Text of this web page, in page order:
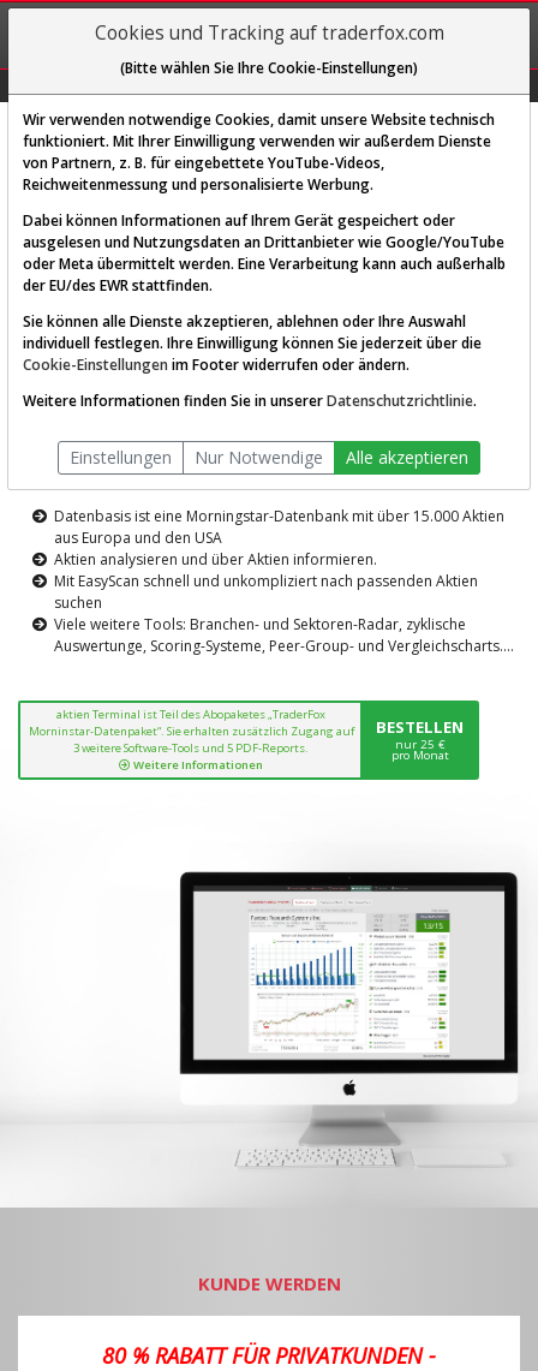
REGIS-
TRIEREN
Diese Funktion ist nur für
AKTIEN-TERMINAL
Die Aktienanalyse-Plattform von
TraderFox
Datenbasis ist eine Morningstar-Datenbank mit über 15.000 Aktien
aus Europa und den USA
Aktien analysieren und über Aktien informieren.
Mit EasyScan schnell und unkompliziert nach passenden Aktien
suchen
Viele weitere Tools: Branchen- und Sektoren-Radar, zyklische
Auswertunge, Scoring-Systeme, Peer-Group- und Vergleichscharts....
aktien Terminal ist Teil des Abopaketes „TraderFox
Morninstar-Datenpaket“. Sie erhalten zusätzlich Zugang auf
3 weitere Software-Tools und 5 PDF-Reports.
Weitere Informationen
BESTELLEN
nur 25 €
pro Monat
KUNDE WERDEN
80 % RABATT FÜR PRIVATKUNDEN -
Cookies und Tracking auf traderfox.com
(Bitte wählen Sie Ihre Cookie-Einstellungen)
Wir verwenden notwendige Cookies, damit unsere Website technisch
funktioniert. Mit Ihrer Einwilligung verwenden wir außerdem Dienste
von Partnern, z. B. für eingebettete YouTube-Videos,
Reichweitenmessung und personalisierte Werbung.
Dabei können Informationen auf Ihrem Gerät gespeichert oder
ausgelesen und Nutzungsdaten an Drittanbieter wie Google/YouTube
oder Meta übermittelt werden. Eine Verarbeitung kann auch außerhalb
der EU/des EWR stattfinden.
Sie können alle Dienste akzeptieren, ablehnen oder Ihre Auswahl
individuell festlegen. Ihre Einwilligung können Sie jederzeit über die
Cookie-Einstellungen im Footer widerrufen oder ändern.
Weitere Informationen finden Sie in unsererDatenschutzrichtlinie.
Einstellungen Nur Notwendige Alle akzeptieren